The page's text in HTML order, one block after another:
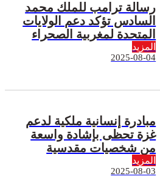
رسالة ترامب للملك محمد
السادس تؤكد دعم الولايات
المتحدة لمغربية الصحراء
المزيد
2025-08-04
مبادرة إنسانية ملكية لدعم
غزة تحظى بإشادة واسعة
من شخصيات مقدسية
المزيد
2025-08-03